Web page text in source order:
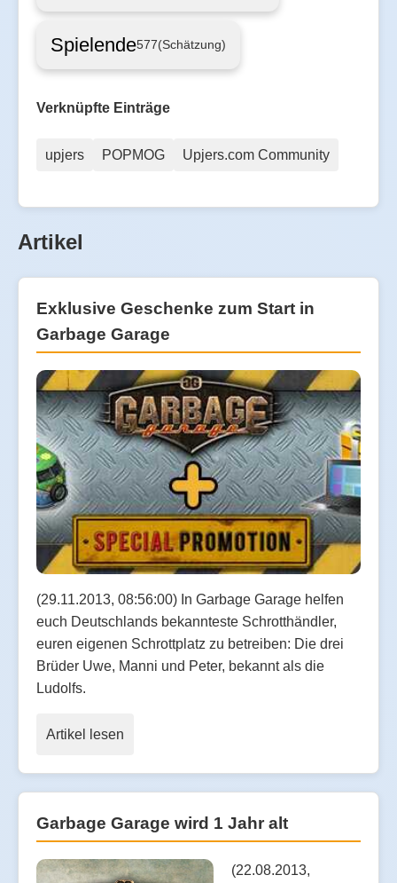
Spielende577(Schätzung)
Verknüpfte Einträge
upjers POPMOG Upjers.com Community
Artikel
Exklusive Geschenke zum Start in
Garbage Garage
(29.11.2013, 08:56:00) In Garbage Garage helfen
euch Deutschlands bekannteste Schrotthändler,
euren eigenen Schrottplatz zu betreiben: Die drei
Brüder Uwe, Manni und Peter, bekannt als die
Ludolfs.
Artikel lesen
Garbage Garage wird 1 Jahr alt
(22.08.2013,